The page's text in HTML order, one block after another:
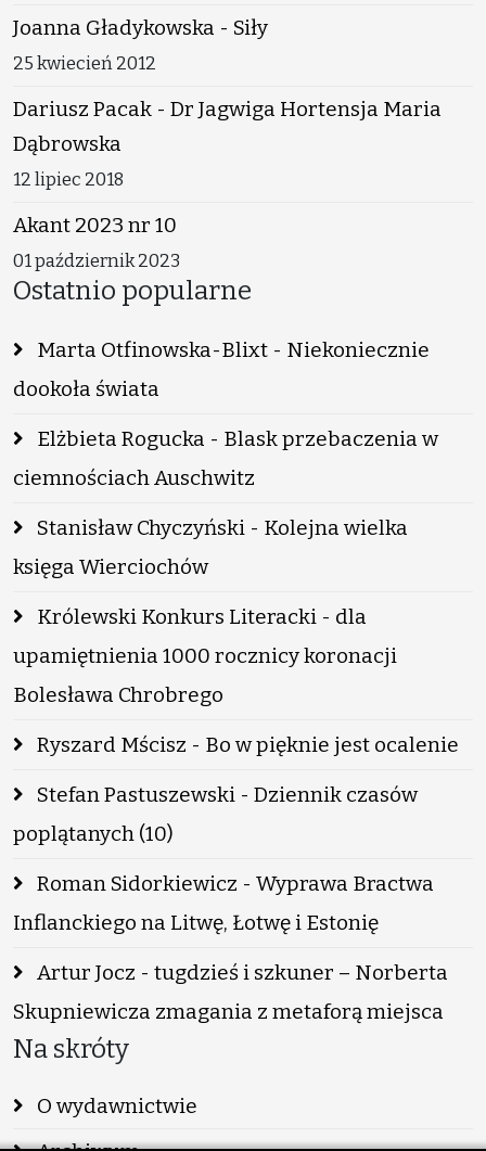
Joanna Gładykowska - Siły
25 kwiecień 2012
Dariusz Pacak - Dr Jagwiga Hortensja Maria
Dąbrowska
12 lipiec 2018
Akant 2023 nr 10
01 październik 2023
Ostatnio popularne
Marta Otfinowska-Blixt - Niekoniecznie
dookoła świata
Elżbieta Rogucka - Blask przebaczenia w
ciemnościach Auschwitz
Stanisław Chyczyński - Kolejna wielka
księga Wierciochów
Królewski Konkurs Literacki - dla
upamiętnienia 1000 rocznicy koronacji
Bolesława Chrobrego
Ryszard Mścisz - Bo w pięknie jest ocalenie
Stefan Pastuszewski - Dziennik czasów
poplątanych (10)
Roman Sidorkiewicz - Wyprawa Bractwa
Inflanckiego na Litwę, Łotwę i Estonię
Artur Jocz - tugdzieś i szkuner – Norberta
Skupniewicza zmagania z metaforą miejsca
Na skróty
O wydawnictwie